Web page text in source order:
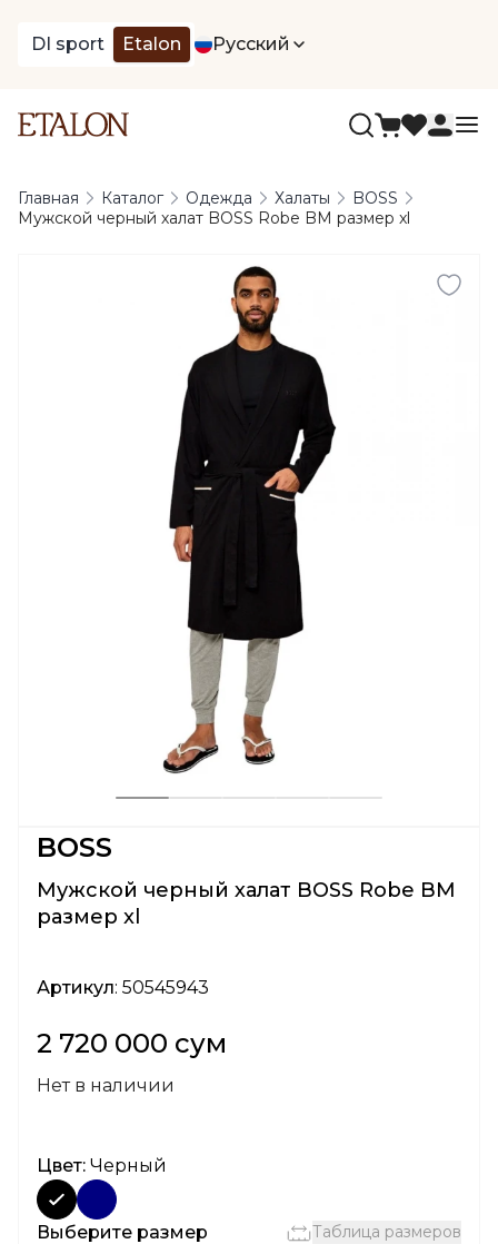
DI sport Etalon Русский
Главная Каталог Одежда Халаты
BOSS
Мужской черный халат BOSS Robe BM размер xl
BOSS
Мужской черный халат BOSS Robe BM
размер xl
Артикул: 50545943
2 720 000 сум
Нет в наличии
Цвет: Черный
Выберите размер Таблица размеров